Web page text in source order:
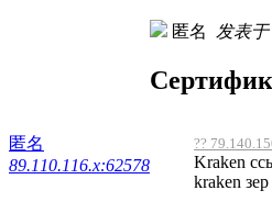
匿名
89.110.116.x:62578
匿名 发表于
??
Kraken
kraken зер